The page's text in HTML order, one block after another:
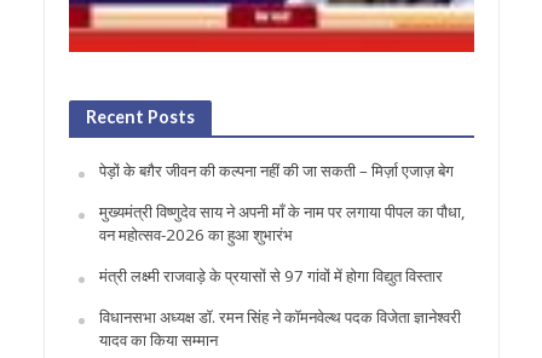
Recent Posts
पेड़ों के बग़ैर जीवन की कल्पना नहीं की जा सकती – मिर्ज़ा एजाज़ बेग
मुख्यमंत्री विष्णुदेव साय ने अपनी माँ के नाम पर लगाया पीपल का पौधा,
वन महोत्सव-2026 का हुआ शुभारंभ
मंत्री लक्ष्मी राजवाड़े के प्रयासों से 97 गांवों में होगा विद्युत विस्तार
विधानसभा अध्यक्ष डॉ. रमन सिंह ने कॉमनवेल्थ पदक विजेता ज्ञानेश्वरी
यादव का किया सम्मान